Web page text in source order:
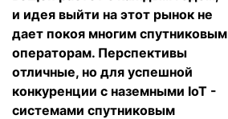
и идея выйти на этот рынок не
дает покоя многим спутниковым
операторам. Перспективы
отличные, но для успешной
конкуренции с наземными IoT -
системами спутниковым